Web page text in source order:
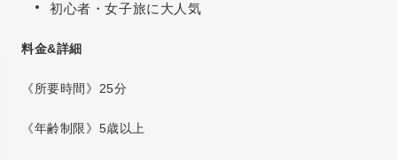
初心者・女子旅に大人気
料金&詳細
《所要時間》25分
《年齢制限》5歳以上